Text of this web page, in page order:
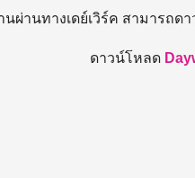
ผ่านทางเดย์เวิร์ค สามารถด
ดาวน์โหลด